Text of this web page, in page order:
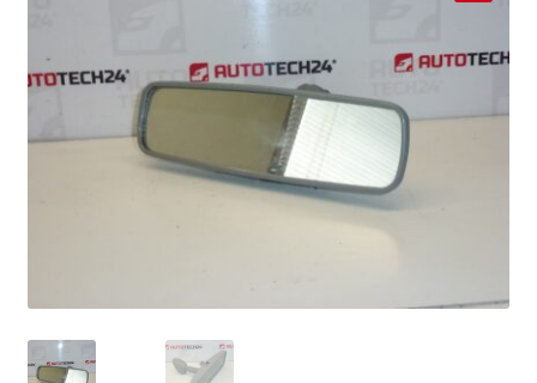
Mon compte
Paiements
Politique de confidentialité